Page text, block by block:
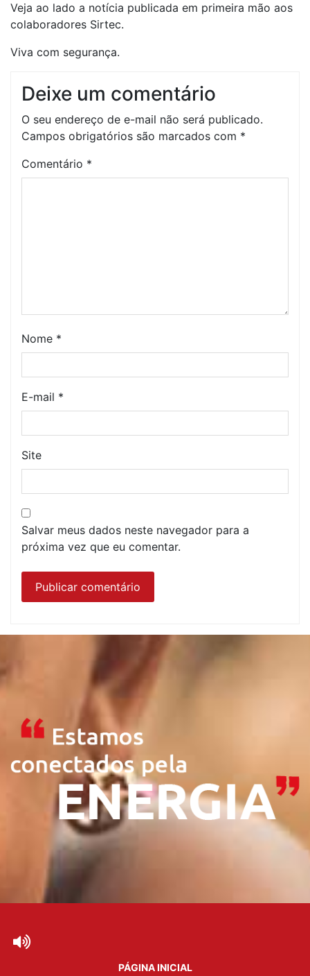
Veja ao lado a notícia publicada em primeira mão aos
colaboradores Sirtec.
Viva com segurança.
Deixe um comentário
O seu endereço de e-mail não será publicado.
Campos obrigatórios são marcados com *
Comentário *
Nome *
E-mail *
Site
Salvar meus dados neste navegador para a
próxima vez que eu comentar.
PÁGINA INICIAL